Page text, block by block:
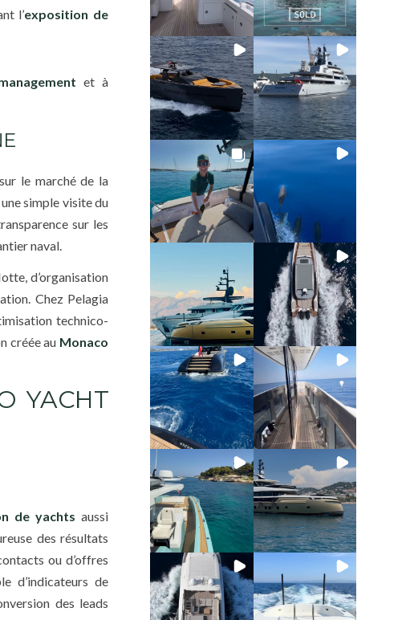
l’exposition de
et à
le marché de la
simple visite du
sur les
naval.
d’organisation
Chez Pelagia
technico-
créée au Monaco
YACHT
de yachts aussi
des résultats
ou d’offres
d’indicateurs de
des leads